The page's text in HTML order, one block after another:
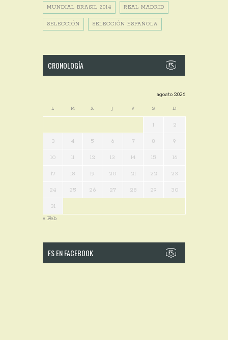
MUNDIAL BRASIL 2014 REAL MADRID
SELECCIÓN SELECCIÓN ESPAÑOLA
CRONOLOGÍA
agosto 2026
L M X J V S D
1 2
3 4 5 6 7 8 9
10 11 12 13 14 15 16
17 18 19 20 21 22 23
24 25 26 27 28 29 30
31
« Feb
FS EN FACEBOOK